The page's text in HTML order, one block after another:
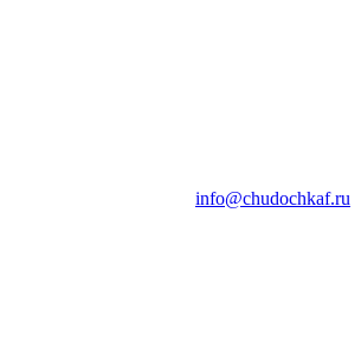
info@chudochkaf.ru